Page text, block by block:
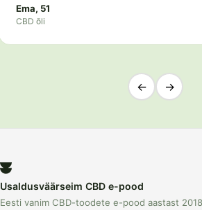
CBD Premium 15%
← →
Usaldusväärseim CBD e-pood
Eesti vanim CBD-toodete e-pood aastast